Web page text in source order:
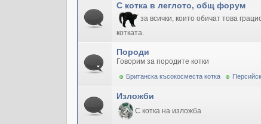
С котка в леглото, общ форум
за всички, които обичат това
котката.
Породи
Говорим за породите котки
Британска късокосместа котка
Изложби
С котка на изложба